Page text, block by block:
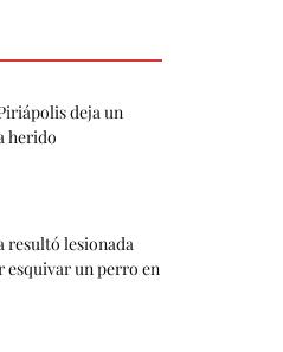
deja un
herido
resultó lesionada
esquivar un perro en